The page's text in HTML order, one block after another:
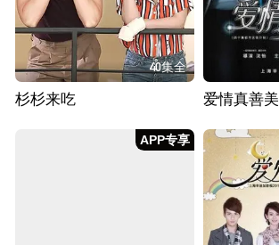
40集全
杉杉来吃 爱情真善美
APP专享